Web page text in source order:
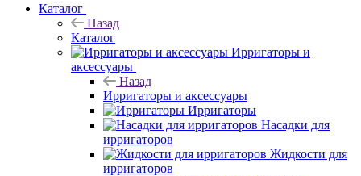
Каталог
Назад
Каталог
Ирригаторы и
аксессуары
Назад
Ирригаторы и аксессуары
Ирригаторы
Насадки для
ирригаторов
Жидкости для
ирригаторов